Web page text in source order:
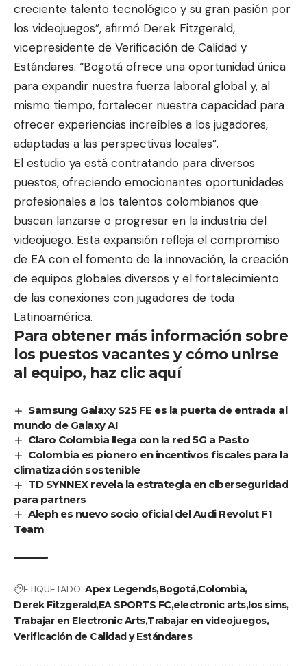
creciente talento tecnológico y su gran pasión por
los videojuegos”, afirmó Derek Fitzgerald,
vicepresidente de Verificación de Calidad y
Estándares. “Bogotá ofrece una oportunidad única
para expandir nuestra fuerza laboral global y, al
mismo tiempo, fortalecer nuestra capacidad para
ofrecer experiencias increíbles a los jugadores,
adaptadas a las perspectivas locales”.
El estudio ya está contratando para diversos
puestos, ofreciendo emocionantes oportunidades
profesionales a los talentos colombianos que
buscan lanzarse o progresar en la industria del
videojuego. Esta expansión refleja el compromiso
de EA con el fomento de la innovación, la creación
de equipos globales diversos y el fortalecimiento
de las conexiones con jugadores de toda
Latinoamérica.
Para obtener más información sobre
los puestos vacantes y cómo unirse
al equipo, haz clic aquí
Samsung Galaxy S25 FE es la puerta de entrada al
mundo de Galaxy AI
Claro Colombia llega con la red 5G a Pasto
Colombia es pionero en incentivos fiscales para la
climatización sostenible
TD SYNNEX revela la estrategia en ciberseguridad
para partners
Aleph es nuevo socio oficial del Audi Revolut F1
Team
ETIQUETADO: Apex LegendsBogotáColombia
Derek FitzgeraldEA SPORTS FC electronic artslos sims
Trabajar en Electronic ArtsTrabajar en videojuegos
Verificación de Calidad y Estándares